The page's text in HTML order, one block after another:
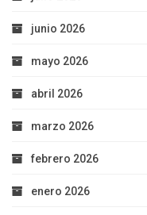
junio 2026
mayo 2026
abril 2026
marzo 2026
febrero 2026
enero 2026